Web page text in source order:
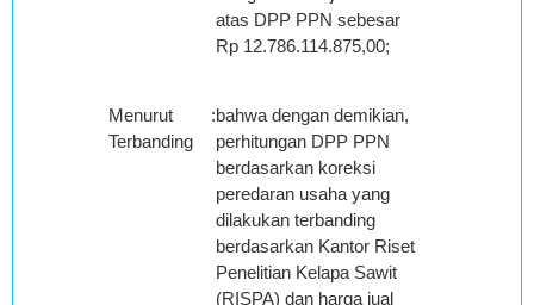
atas DPP PPN sebesar
Rp 12.786.114.875,00;
Menurut
Terbanding
:bahwa dengan demikian,
perhitungan DPP PPN
berdasarkan koreksi
peredaran usaha yang
dilakukan terbanding
berdasarkan Kantor Riset
Penelitian Kelapa Sawit
(RISPA) dan harga jual